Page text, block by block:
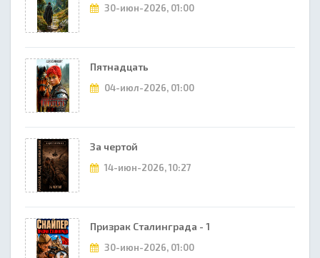
30-июн-2026, 01:00
Пятнадцать
04-июл-2026, 01:00
За чертой
14-июн-2026, 10:27
Призрак Сталинграда - 1
30-июн-2026, 01:00